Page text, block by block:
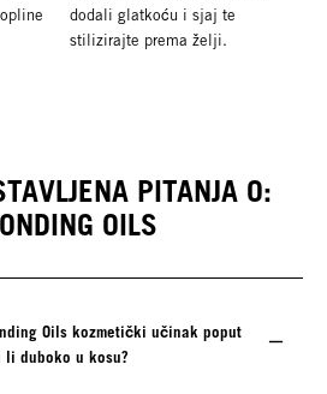
dodali glatkoću i sjaj te
stilizirajte prema želji.
PITANJA O:
OILS
Oils kozmetički učinak poput
li duboko u kosu?